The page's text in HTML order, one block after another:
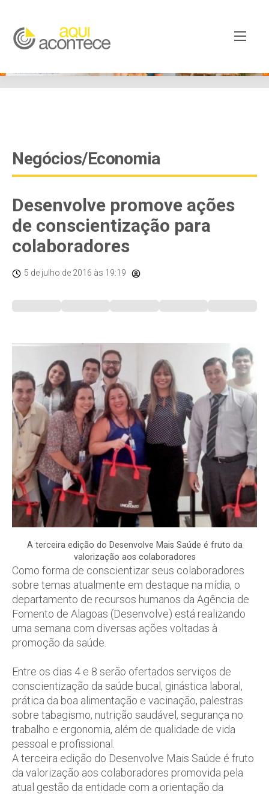
googleb82de9a22cec23e8.html
Negócios/Economia
Desenvolve promove ações
de conscientização para
colaboradores
5 de julho de 2016 às 19:19
A terceira edição do Desenvolve Mais Saúde é fruto da
valorização aos colaboradores
Como forma de conscientizar seus colaboradores
sobre temas atualmente em destaque na mídia, o
departamento de recursos humanos da Agência de
Fomento de Alagoas (Desenvolve) está realizando
uma semana com diversas ações voltadas à
promoção da saúde.
Entre os dias 4 e 8 serão ofertados serviços de
conscientização da saúde bucal, ginástica laboral,
prática da boa alimentação e vacinação, palestras
sobre tabagismo, nutrição saudável, segurança no
trabalho e ergonomia, além de qualidade de vida
pessoal e profissional.
A terceira edição do Desenvolve Mais Saúde é fruto
da valorização aos colaboradores promovida pela
atual gestão da entidade com a orientação da